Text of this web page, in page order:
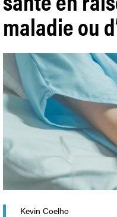
maladie ou
Kevin Coelho